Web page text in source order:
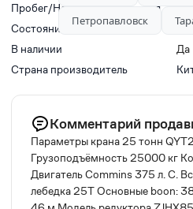
Пробег/Наработки двигателя
Состояние
Б/
В наличии
Да
Страна производитель
Комментарий
Параметры крана 25 тонн
Грузоподъёмность 25000 кг
Двигатель Commins 375 л. С.
лебедка 25T Основные boon:
Петропавловск